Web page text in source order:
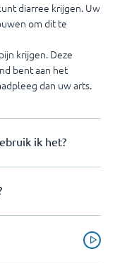
diarree krijgen. Uw
om dit te
krijgen. Deze
bent aan het
dan uw arts.
ik het?